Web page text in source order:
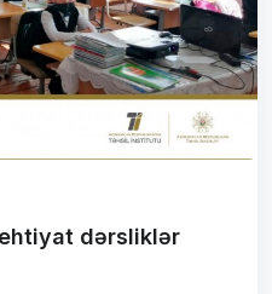
dərsliklər